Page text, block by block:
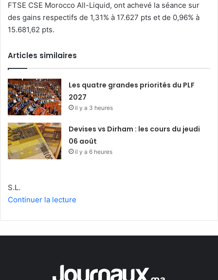
FTSE CSE Morocco All-Liquid, ont achevé la séance sur
des gains respectifs de 1,31% à 17.627 pts et de 0,96% à
15.681,62 pts.
Articles similaires
Les quatre grandes priorités du PLF
2027
il y a 3 heures
Devises vs Dirham : les cours du jeudi
06 août
il y a 6 heures
S.L.
Continuer la lecture